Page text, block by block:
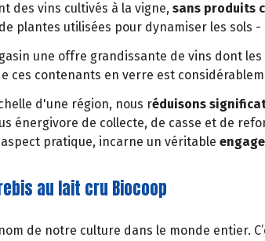
des vins cultivés à la vigne, sans produits
plantes utilisées pour dynamiser les sols -
une offre grandissante de vins dont
ces contenants en verre est
d'une région, nous réduisons
énergivore de collecte, de casse et de
pratique, incarne un véritable
au lait cru Biocoop
de notre culture dans le monde entier.